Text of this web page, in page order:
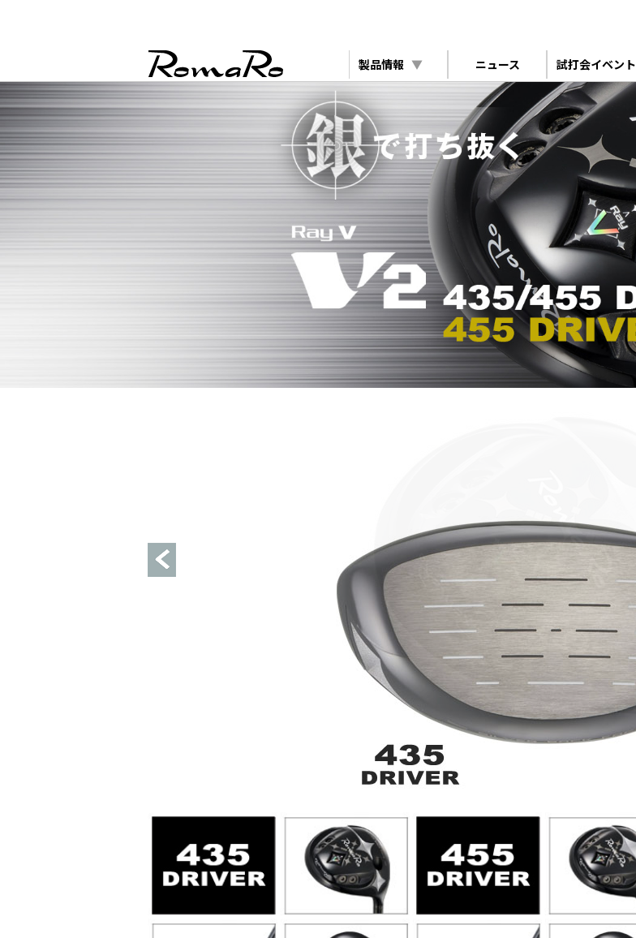
製品情報 ▼
Ray TYPE R PLUS SERIES
▼▼
RomaRo DESIGN MONOGRAM COLLECTION▼
ニュース 試打会イベント